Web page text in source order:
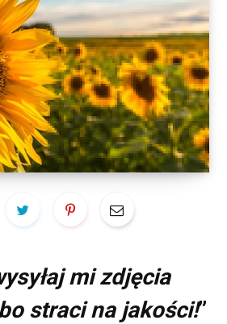
mi zdjęcia
straci na jakości!”